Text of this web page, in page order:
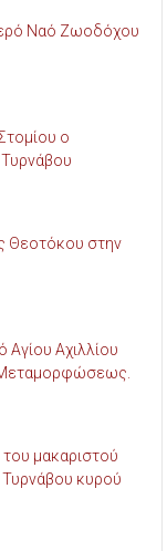
Ναό Ζωοδόχου
ο
Θεοτόκου στην
Αγίου Αχιλλίου
Μεταμορφώσεως.
μακαριστού
κυρού